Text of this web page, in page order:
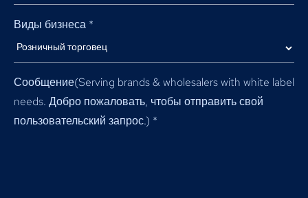
Виды бизнеса *
Сообщение(Serving brands & wholesalers with white label
needs. Добро пожаловать, чтобы отправить свой
пользовательский запрос.) *